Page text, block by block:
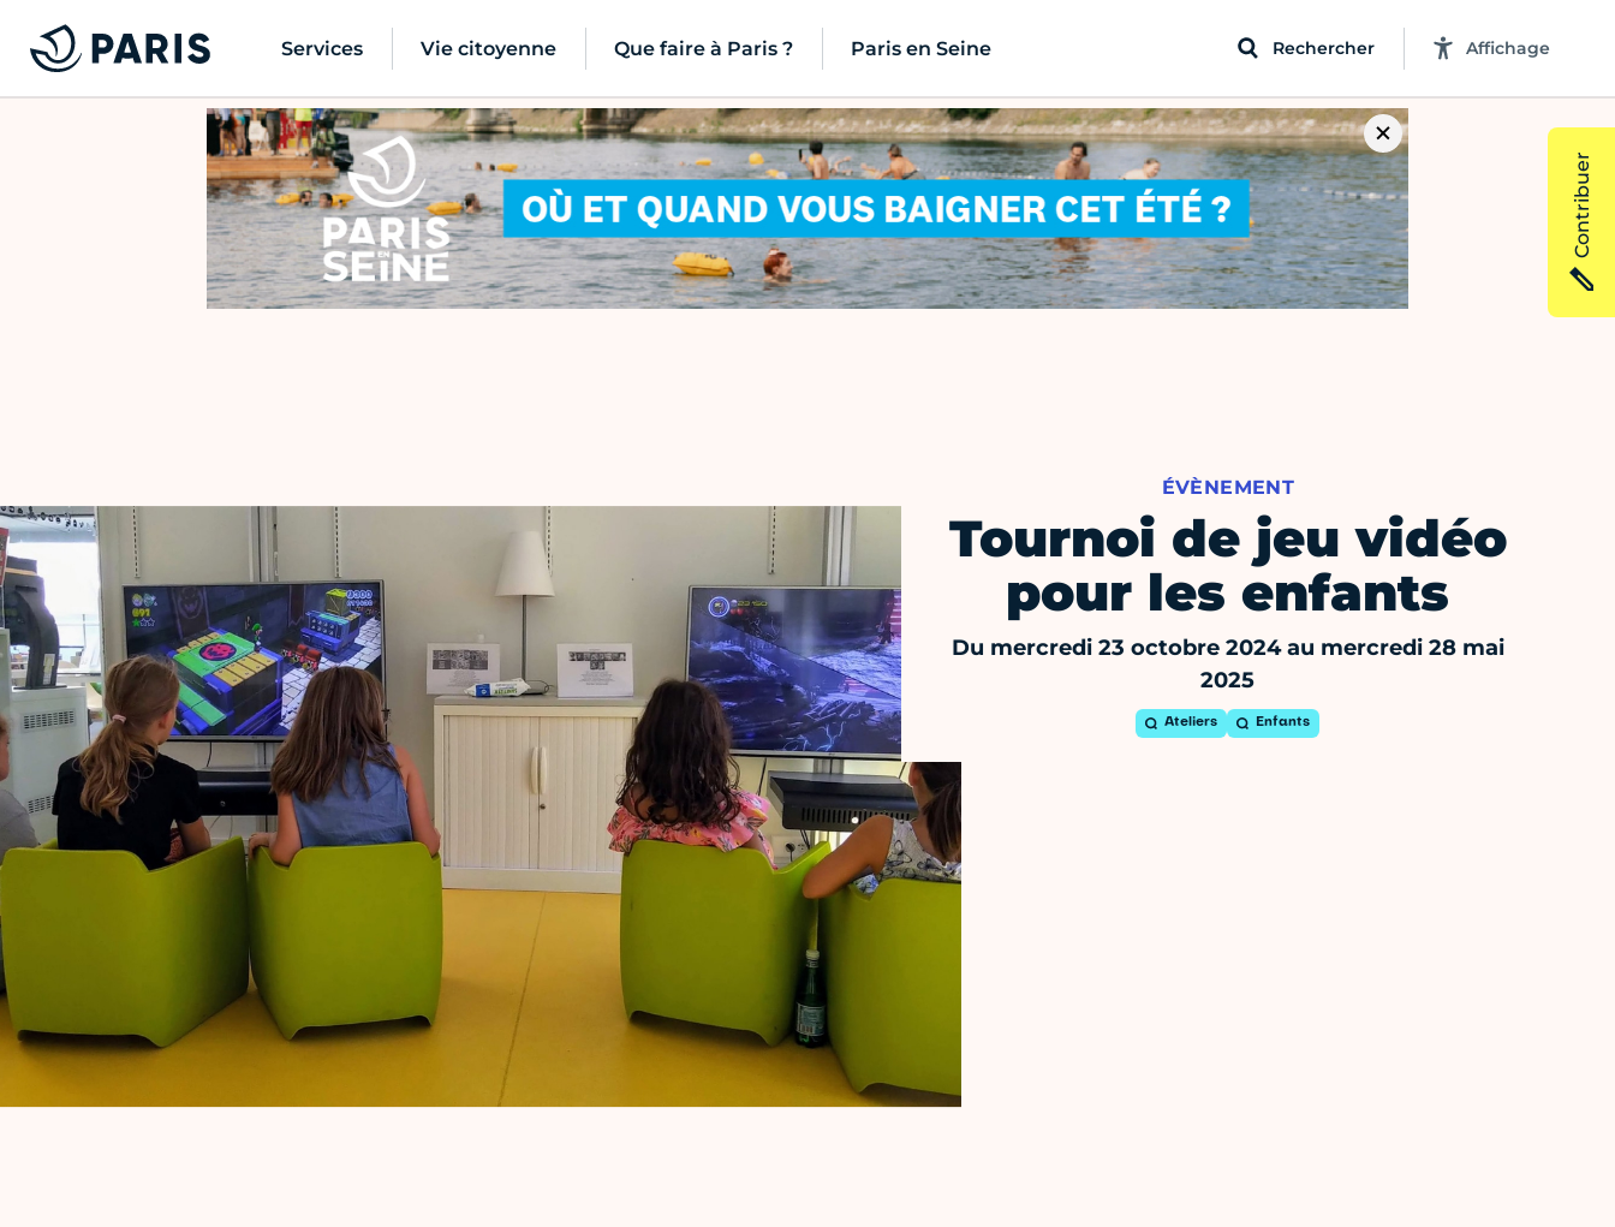
Services Vie citoyenne Que faire à Paris ? Paris en Seine Rechercher Affichage
ÉVÈNEMENT
Tournoi de jeu vidéo
pour les enfants
Du mercredi 23 octobre 2024 au mercredi 28 mai
2025
Ateliers Enfants
Contribuer